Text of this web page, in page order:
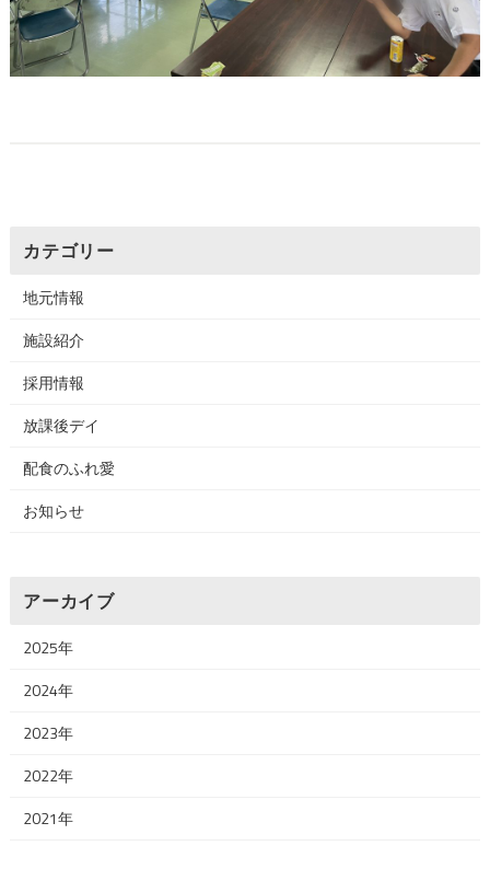
カテゴリー
地元情報
施設紹介
採用情報
放課後デイ
配食のふれ愛
お知らせ
アーカイブ
2025年
2024年
2023年
2022年
2021年